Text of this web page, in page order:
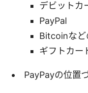
デビットカ
PayPal
Bitcoinなど
ギフトカー
PayPayの位置